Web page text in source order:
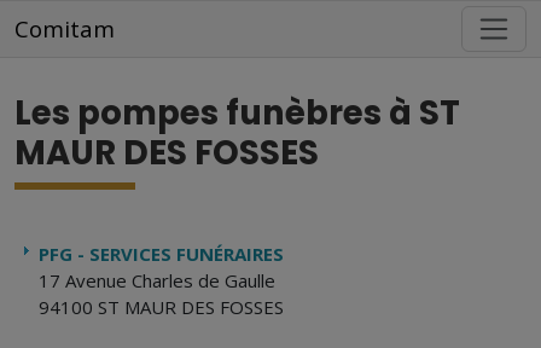
Comitam
Les pompes funèbres à ST
MAUR DES FOSSES
PFG - SERVICES FUNÉRAIRES
17 Avenue Charles de Gaulle
94100 ST MAUR DES FOSSES